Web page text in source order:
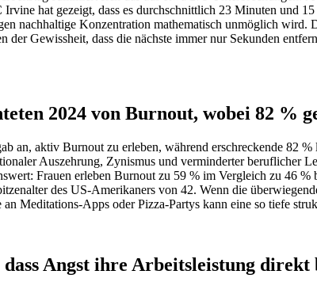
hat gezeigt, dass es durchschnittlich 23 Minuten und
nachhaltige Konzentration mathematisch unmöglich
der Gewissheit, dass die nächste immer nur Sekunden
2024 von Burnout, wobei 82 %
an, aktiv Burnout zu erleben, während erschreckende 82
Auszehrung, Zynismus und verminderter beruflicher
Frauen erleben Burnout zu 59 % im Vergleich zu
des US-Amerikaners von 42. Wenn die
Meditations-Apps oder Pizza-Partys kann eine so tiefe
Angst ihre Arbeitsleistung direkt